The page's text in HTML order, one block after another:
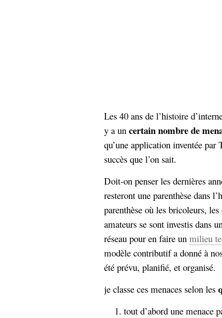
Les 40 ans de l’histoire
y a un certain nombre de
qu’une application inventée
succès que l’on sait.
Doit-on penser les dernières
resteront une parenthèse dans
parenthèse où les bricoleurs,
amateurs se sont investis dans
réseau pour en faire un milieu
modèle contributif a donné à
été prévu, planifié, et organisé.
je classe ces menaces selon les
tout d’abord une menace